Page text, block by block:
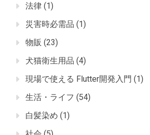
法律 (1)
災害時必需品 (1)
物販 (23)
犬猫衛生用品 (4)
現場で使える Flutter開発入門 (1)
生活・ライフ (54)
白髪染め (1)